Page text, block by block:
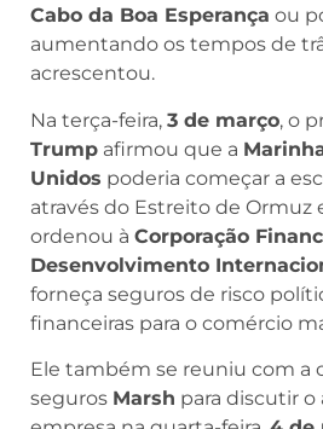
Cabo da Boa Esperança ou
aumentando os tempos de
acrescentou.
Na terça-feira, 3 de março, o
Trump afirmou que a
Unidos poderia começar a
através do Estreito de Ormuz
ordenou à Corporação
Desenvolvimento
forneça seguros de risco
financeiras para o comércio
Ele também se reuniu com a
seguros Marsh para discutir o